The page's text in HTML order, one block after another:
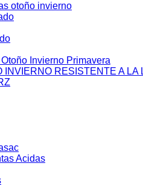
otoño invierno
Invierno Primavera
INVIERNO RESISTENTE A LA
Acidas